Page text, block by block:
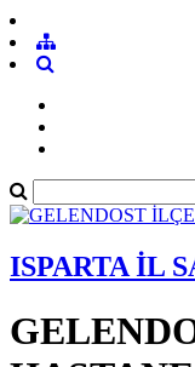
ISPARTA İL